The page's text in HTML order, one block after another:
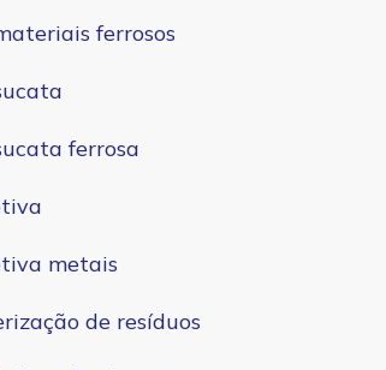
ferrosos
ferrosa
metais
de resíduos